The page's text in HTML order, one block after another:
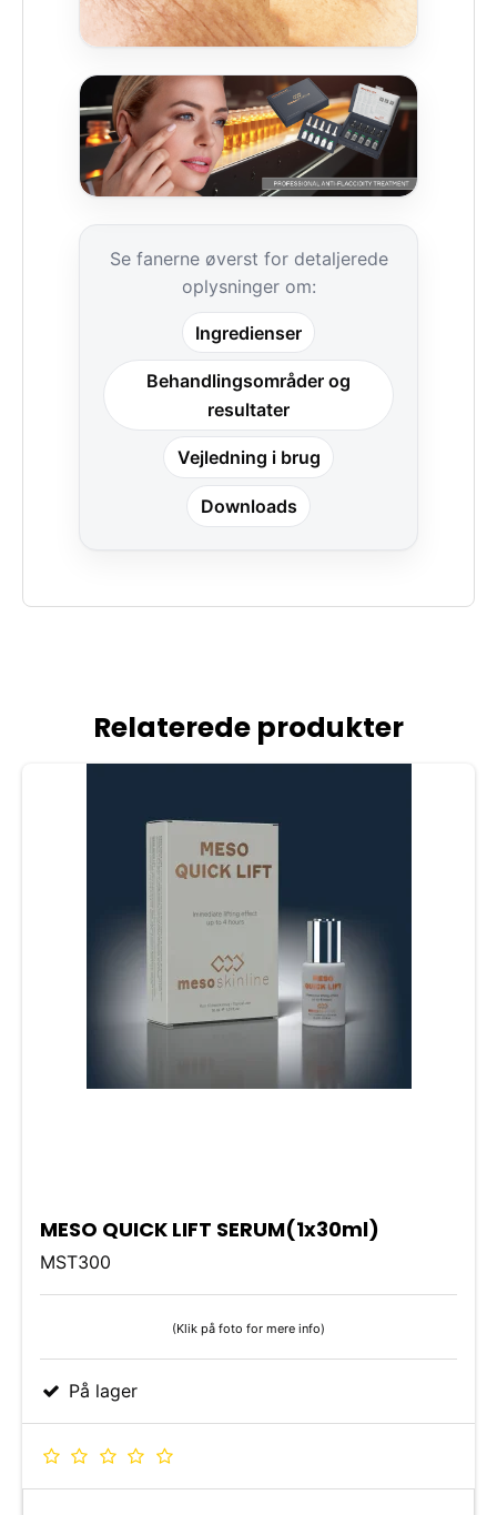
Se fanerne øverst for detaljerede
oplysninger om:
Ingredienser
Behandlingsområder og
resultater
Vejledning i brug
Downloads
Relaterede produkter
MESO QUICK LIFT SERUM(1x30ml)
MST300
(Klik på foto for mere info)
På lager